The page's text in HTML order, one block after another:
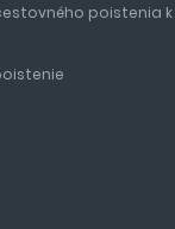
poistenia k